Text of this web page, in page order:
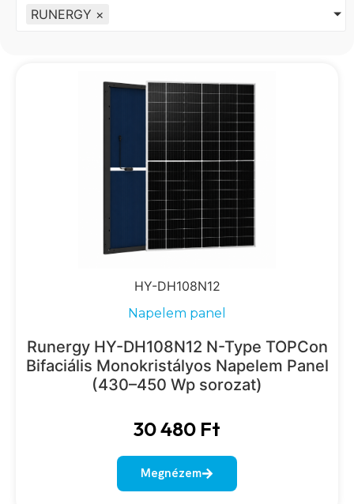
RUNERGY ×
HY-DH108N12
Napelem panel
Runergy HY-DH108N12 N-Type TOPCon
Bifaciális Monokristályos Napelem Panel
(430–450 Wp sorozat)
30 480 Ft
Megnézem